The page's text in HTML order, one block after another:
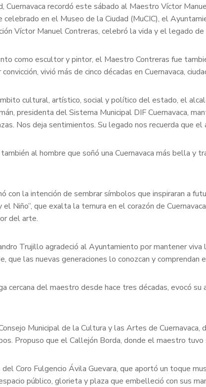
Cuernavaca recordó este sábado al Maestro Víctor
en el Museo de la Ciudad (MuCIC), el
Víctor Manuel Contreras, celebró la vida y el legado
como escultor y pintor, el Maestro Contreras fue
vivió más de cinco décadas en Cuernavaca,
cultural, artístico, social y político del estado, el
presidenta del Sistema Municipal DIF Cuernavaca,
Nos deja sentimientos. Su legado nos recuerda que
al hombre que soñó una Cuernavaca más bella
con la intención de sembrar símbolos que inspiraran a
Niño”, que exalta la ternura en el corazón de
del arte.
Trujillo agradeció al Ayuntamiento por mantener
que las nuevas generaciones lo conozcan y comprendan
cercana del maestro desde hace tres décadas, evocó
Municipal de la Cultura y las Artes de
Propuso que el Callejón Borda, donde el maestro
Coro Fulgencio Ávila Guevara, que aportó un toque
público, glorieta y plaza que embelleció con sus